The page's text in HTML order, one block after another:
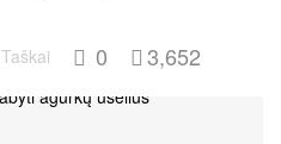
Taškai 0 3,652